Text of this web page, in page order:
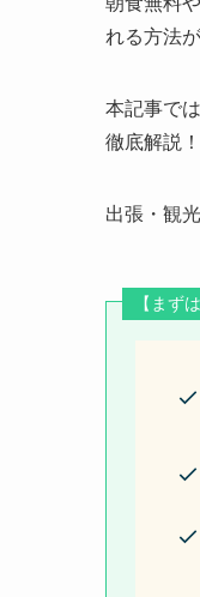
れる方法
本記事で
徹底解説！
出張・観
【まず